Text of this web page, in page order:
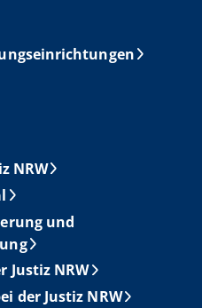
NRW
und
Justiz NRW
der Justiz NRW